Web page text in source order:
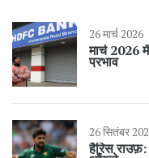
26 मार्च 2026
मार्च 2026
प्रभाव
26 सितंबर
हैरिस